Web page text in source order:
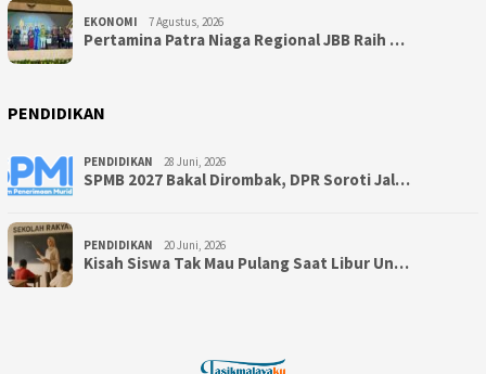
EKONOMI 7 Agustus, 2026
Pertamina Patra Niaga Regional JBB Raih …
PENDIDIKAN
PENDIDIKAN 28 Juni, 2026
SPMB 2027 Bakal Dirombak, DPR Soroti Jal…
PENDIDIKAN 20 Juni, 2026
Kisah Siswa Tak Mau Pulang Saat Libur Un…